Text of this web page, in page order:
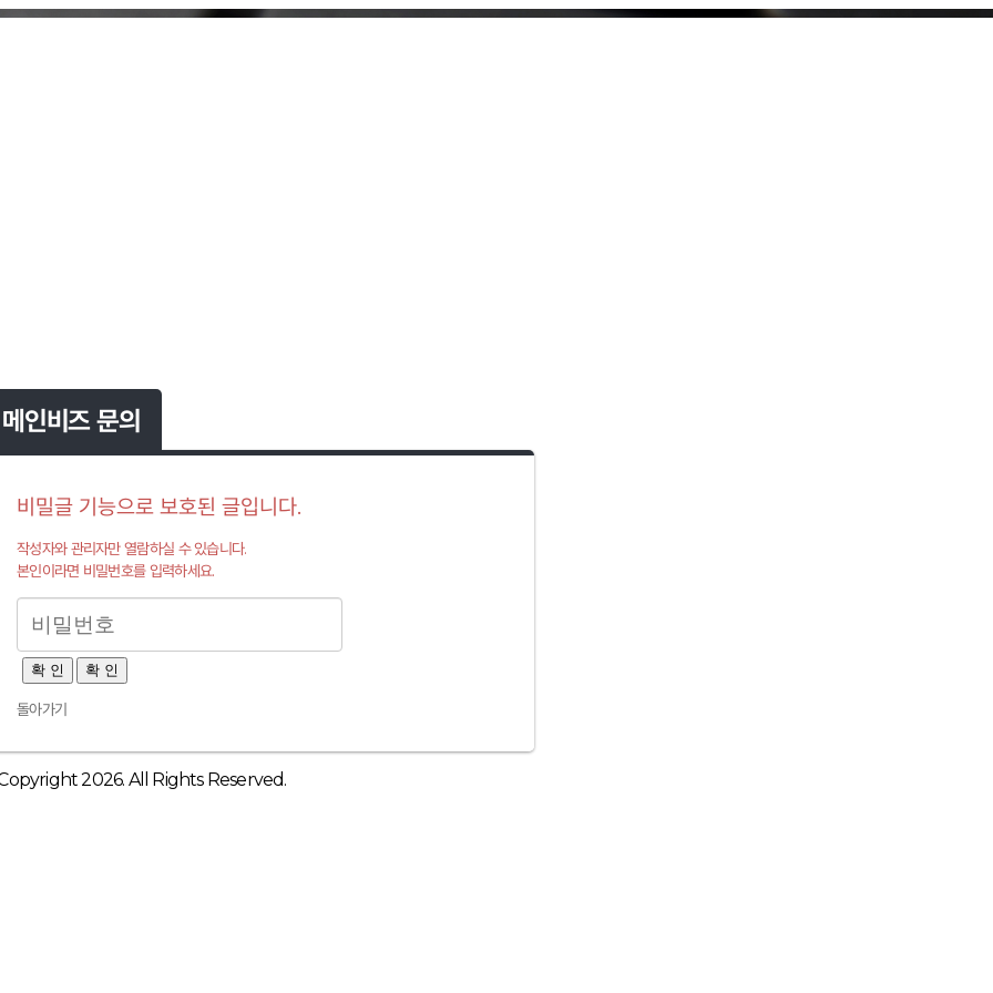
메인비즈 문의
비밀글 기능으로 보호된 글입니다.
작성자와 관리자만 열람하실 수 있습니다.
본인이라면 비밀번호를 입력하세요.
확 인 확 인
돌아가기
2026. All Rights Reserved.